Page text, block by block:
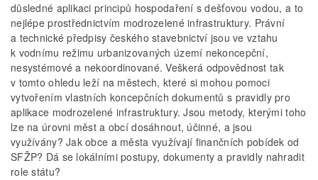
důsledné aplikaci principů hospodaření s dešťovou vodou, a to
nejlépe prostřednictvím modrozelené infrastruktury. Právní
a technické předpisy českého stavebnictví jsou ve vztahu
k vodnímu režimu urbanizovaných území nekoncepční,
nesystémové a nekoordinované. Veškerá odpovědnost tak
v tomto ohledu leží na městech, které si mohou pomoci
vytvořením vlastních koncepčních dokumentů s pravidly pro
aplikace modrozelené infrastruktury. Jsou metody, kterými toho
lze na úrovni měst a obcí dosáhnout, účinné, a jsou
využívány? Jak obce a města využívají finančních pobídek od
SFŽP? Dá se lokálními postupy, dokumenty a pravidly nahradit
role státu?